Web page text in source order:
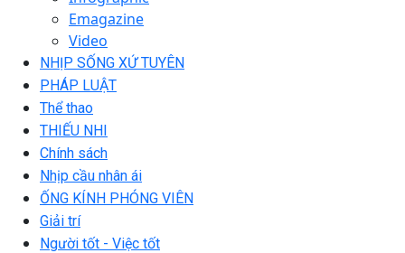
Emagazine
Video
NHỊP SỐNG XỨ TUYÊN
PHÁP LUẬT
Thể thao
THIẾU NHI
Chính sách
Nhịp cầu nhân ái
ỐNG KÍNH PHÓNG VIÊN
Giải trí
Người tốt - Việc tốt